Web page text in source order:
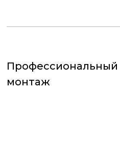
Профессиональный
монтаж